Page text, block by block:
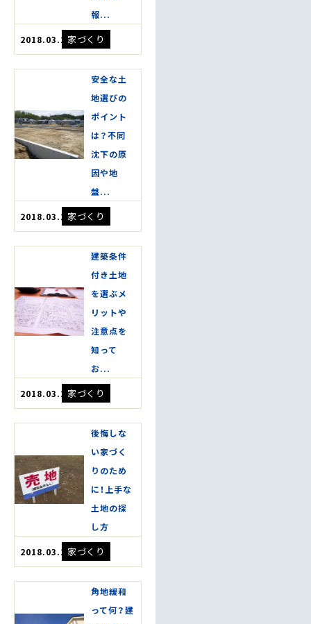
2018.03.20家づくり
報...
2018.03.20家づくり
安全な土
地選びの
ポイント
は？不同
沈下の原
因や地
盤...
2018.03.20家づくり
建築条件
付き土地
を選ぶメ
リットや
注意点を
知って
お...
2018.03.20家づくり
後悔しな
い家づく
りのため
に！上手な
土地の探
し方
角地緩和
って何？建